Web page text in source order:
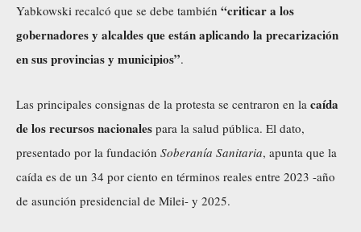
Yabkowski recalcó que se debe también “criticar a los
gobernadores y alcaldes que están aplicando la precarización
en sus provincias y municipios”.
Las principales consignas de la protesta se centraron en la caída
de los recursos nacionales para la salud pública. El dato,
presentado por la fundación Soberanía Sanitaria, apunta que la
caída es de un 34 por ciento en términos reales entre 2023 -año
de asunción presidencial de Milei- y 2025.